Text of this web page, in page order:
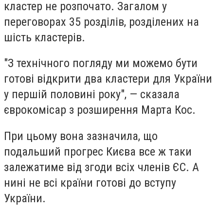
кластер не розпочато. Загалом у
переговорах 35 розділів, розділених на
шість кластерів.
"З технічного погляду ми можемо бути
готові відкрити два кластери для України
у першій половині року", — сказала
єврокомісар з розширення Марта Кос.
При цьому вона зазначила, що
подальший прогрес Києва все ж таки
залежатиме від згоди всіх членів ЄС. А
нині не всі країни готові до вступу
України.